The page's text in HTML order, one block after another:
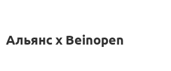
Альянс x Beinopen